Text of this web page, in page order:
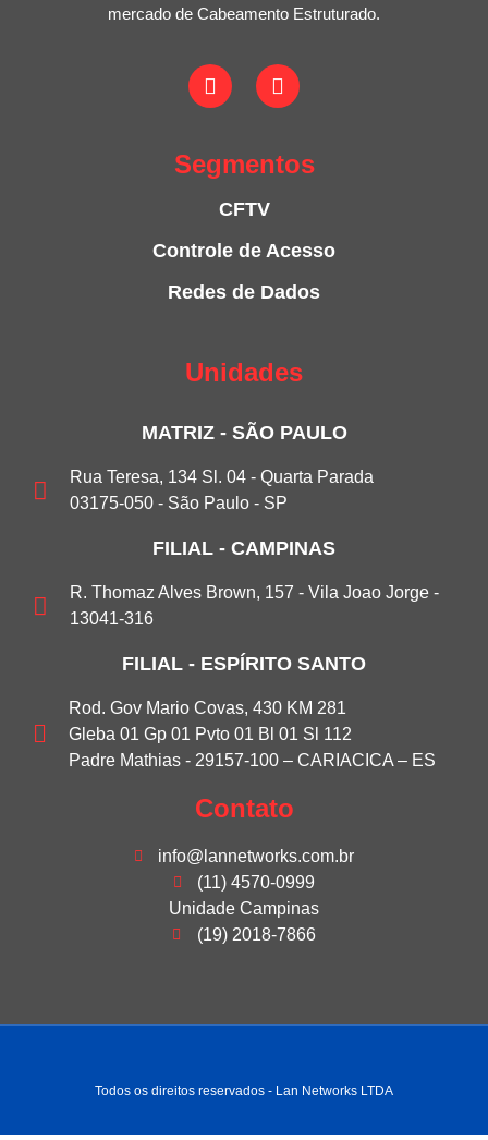
mercado de Cabeamento Estruturado.
Segmentos
CFTV
Controle de Acesso
Redes de Dados
Unidades
MATRIZ - SÃO PAULO
Rua Teresa, 134 Sl. 04 - Quarta Parada
03175-050 - São Paulo - SP
FILIAL - CAMPINAS
R. Thomaz Alves Brown, 157 - Vila Joao Jorge -
13041-316
FILIAL - ESPÍRITO SANTO
Rod. Gov Mario Covas, 430 KM 281
Gleba 01 Gp 01 Pvto 01 Bl 01 Sl 112
Padre Mathias - 29157-100 – CARIACICA – ES
Contato
info@lannetworks.com.br
(11) 4570-0999
Unidade Campinas
(19) 2018-7866
Todos os direitos reservados - Lan Networks LTDA